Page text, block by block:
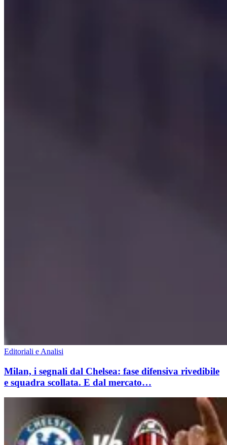
Editoriali e Analisi
Milan, i segnali dal Chelsea: fase difensiva rivedibile
e squadra scollata. E dal mercato…